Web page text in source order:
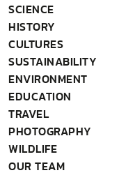
SCIENCE
HISTORY
CULTURES
SUSTAINABILITY
ENVIRONMENT
EDUCATION
TRAVEL
PHOTOGRAPHY
WILDLIFE
OUR TEAM